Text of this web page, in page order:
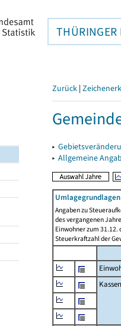
THÜRINGER
Zurück |
▸
▸ Allgemeine
Angaben zu
des vergangenen
Einwohner zum 31.12.
Steuerkraftzahl der